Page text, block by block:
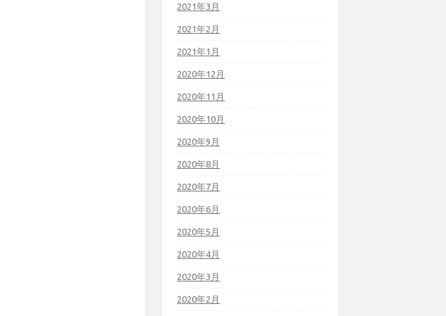
2021年3月
2021年2月
2021年1月
2020年12月
2020年11月
2020年10月
2020年9月
2020年8月
2020年7月
2020年6月
2020年5月
2020年4月
2020年3月
2020年2月